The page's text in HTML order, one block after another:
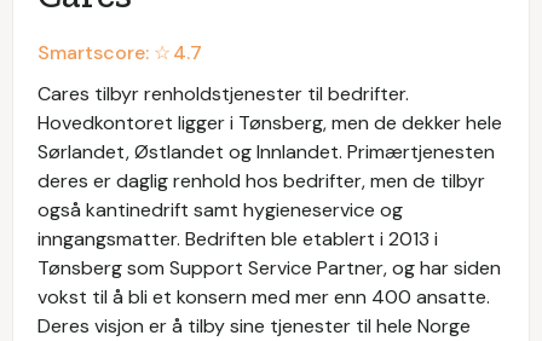
Smartscore: ☆4.7
Cares tilbyr renholdstjenester til bedrifter.
Hovedkontoret ligger i Tønsberg, men de dekker hele
Sørlandet, Østlandet og Innlandet. Primærtjenesten
deres er daglig renhold hos bedrifter, men de tilbyr
også kantinedrift samt hygieneservice og
inngangsmatter. Bedriften ble etablert i 2013 i
Tønsberg som Support Service Partner, og har siden
vokst til å bli et konsern med mer enn 400 ansatte.
Deres visjon er å tilby sine tjenester til hele Norge